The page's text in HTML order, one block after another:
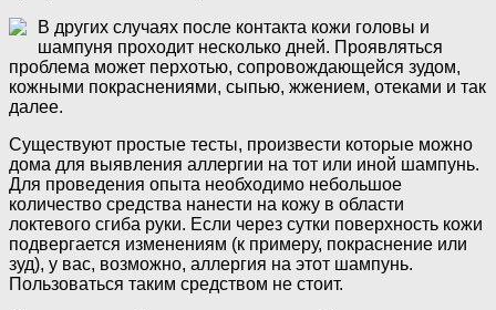
В других случаях после контакта кожи головы и
шампуня проходит несколько дней. Проявляться
проблема может перхотью, сопровождающейся зудом,
кожными покраснениями, сыпью, жжением, отеками и так
далее.
Существуют простые тесты, произвести которые можно
дома для выявления аллергии на тот или иной шампунь.
Для проведения опыта необходимо небольшое
количество средства нанести на кожу в области
локтевого сгиба руки. Если через сутки поверхность кожи
подвергается изменениям (к примеру, покраснение или
зуд), у вас, возможно, аллергия на этот шампунь.
Пользоваться таким средством не стоит.